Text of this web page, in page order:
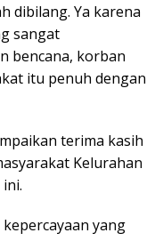
dibilang. Ya karena
sangat
bencana, korban
itu penuh dengan
terima kasih
Kelurahan
yang